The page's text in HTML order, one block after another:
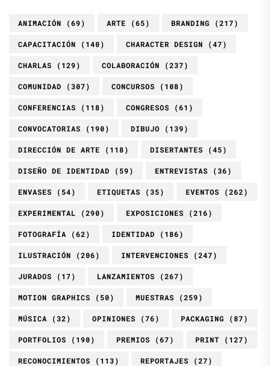
ANIMACIÓN (69) ARTE (65) BRANDING (217)
CAPACITACIÓN (140) CHARACTER DESIGN (47)
CHARLAS (129) COLABORACIÓN (237)
COMUNIDAD (307) CONCURSOS (108)
CONFERENCIAS (118) CONGRESOS (61)
CONVOCATORIAS (190) DIBUJO (139)
DIRECCIÓN DE ARTE (118) DISERTANTES (45)
DISEÑO DE IDENTIDAD (59) ENTREVISTAS (36)
ENVASES (54) ETIQUETAS (35) EVENTOS (262)
EXPERIMENTAL (290) EXPOSICIONES (216)
FOTOGRAFÍA (62) IDENTIDAD (186)
ILUSTRACIÓN (206) INTERVENCIONES (247)
JURADOS (17) LANZAMIENTOS (267)
MOTION GRAPHICS (50) MUESTRAS (259)
MÚSICA (32) OPINIONES (76) PACKAGING (87)
PORTFOLIOS (190) PREMIOS (67) PRINT (127)
RECONOCIMIENTOS (113) REPORTAJES (27)